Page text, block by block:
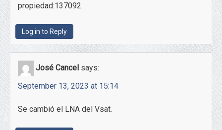
propiedad:137092.
Log in to Reply
José Cancel says:
September 13, 2023 at 15:14
Se cambió el LNA del Vsat.